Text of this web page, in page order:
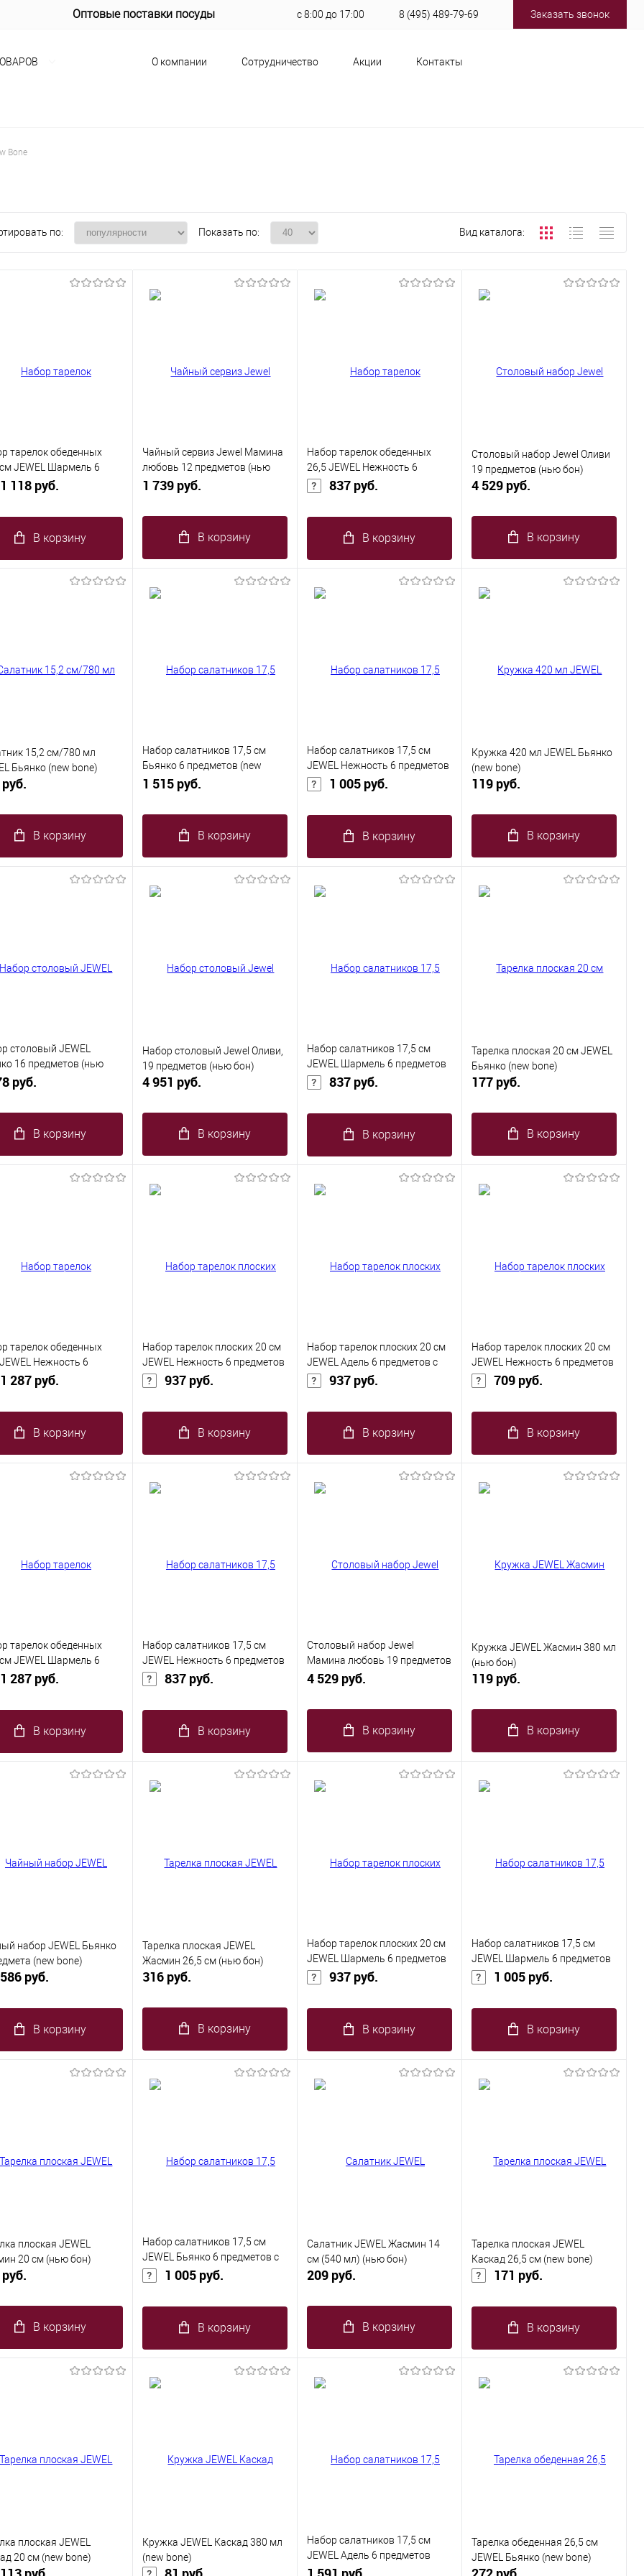
Оптовые поставки посуды с 8:00 до 17:00 8 (495) 489-79-69 Заказать звонок
О компании Сотрудничество Акции Контакты
Bone
по: Показать по: Вид каталога:
тарелок обеденных
JEWEL Шармель 6
(new bone)
1 118 руб.
В корзину
Чайный сервиз Jewel Мамина
любовь 12 предметов (нью
бон)
1 739 руб.
В корзину
Набор тарелок обеденных
26,5 JEWEL Нежность 6
предметов (new bone)
837 руб.
В корзину
Столовый набор Jewel Оливи
19 предметов (нью бон)
4 529 руб.
В корзину
15,2 см/780 мл
Бьянко (new bone)
В корзину
Набор салатников 17,5 см
Бьянко 6 предметов (new
bone)
1 515 руб.
В корзину
Набор салатников 17,5 см
JEWEL Нежность 6 предметов
с золотом (new bone)
1 005 руб.
В корзину
Кружка 420 мл JEWEL Бьянко
(new bone)
119 руб.
В корзину
столовый JEWEL
16 предметов (нью
руб.
В корзину
Набор столовый Jewel Оливи,
19 предметов (нью бон)
4 951 руб.
В корзину
Набор салатников 17,5 см
JEWEL Шармель 6 предметов
(new bone)
837 руб.
В корзину
Тарелка плоская 20 см JEWEL
Бьянко (new bone)
177 руб.
В корзину
тарелок обеденных
Нежность 6
с золотом (new
1 287 руб.
В корзину
Набор тарелок плоских 20 см
JEWEL Нежность 6 предметов
с золотом (new bone)
937 руб.
В корзину
Набор тарелок плоских 20 см
JEWEL Адель 6 предметов с
золотом (new bone)
937 руб.
В корзину
Набор тарелок плоских 20 см
JEWEL Нежность 6 предметов
(new bone)
709 руб.
В корзину
тарелок обеденных
JEWEL Шармель 6
с золотом (new
1 287 руб.
В корзину
Набор салатников 17,5 см
JEWEL Нежность 6 предметов
(new bone)
837 руб.
В корзину
Столовый набор Jewel
Мамина любовь 19 предметов
(нью бон)
4 529 руб.
В корзину
Кружка JEWEL Жасмин 380 мл
(нью бон)
119 руб.
В корзину
набор JEWEL Бьянко
(new bone)
586 руб.
В корзину
Тарелка плоская JEWEL
Жасмин 26,5 см (нью бон)
316 руб.
В корзину
Набор тарелок плоских 20 см
JEWEL Шармель 6 предметов
с золотом (new bone)
937 руб.
В корзину
Набор салатников 17,5 см
JEWEL Шармель 6 предметов
с золотом (new bone)
1 005 руб.
В корзину
плоская JEWEL
20 см (нью бон)
В корзину
Набор салатников 17,5 см
JEWEL Бьянко 6 предметов с
золотом (new bone)
1 005 руб.
В корзину
Салатник JEWEL Жасмин 14
см (540 мл) (нью бон)
209 руб.
В корзину
Тарелка плоская JEWEL
Каскад 26,5 см (new bone)
171 руб.
В корзину
плоская JEWEL
20 см (new bone)
Кружка JEWEL Каскад 380 мл
(new bone)
Набор салатников 17,5 см
JEWEL Адель 6 предметов
(new bone)
Тарелка обеденная 26,5 см
JEWEL Бьянко (new bone)